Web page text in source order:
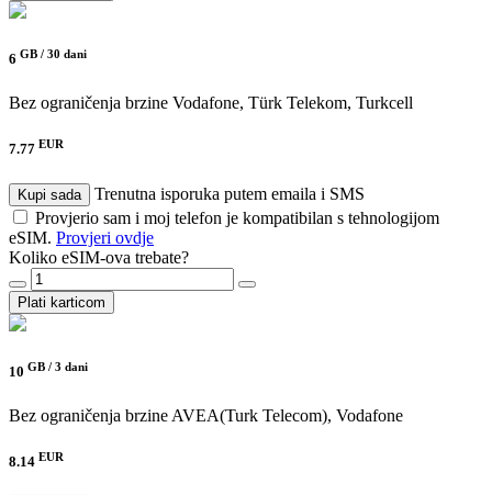
6 GB / 30 dani
Bez ograničenja brzine Vodafone, Türk Telekom, Turkcell
7.77 EUR
Kupi sada
Trenutna isporuka putem emaila i SMS
Provjerio sam i moj telefon je kompatibilan s tehnologijom
eSIM. Provjeri ovdje
Koliko eSIM-ova trebate?
Plati karticom
10 GB / 3 dani
Bez ograničenja brzine AVEA(Turk Telecom), Vodafone
8.14 EUR